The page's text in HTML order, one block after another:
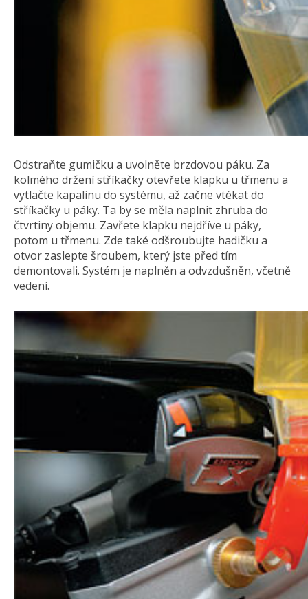
Odstraňte gumičku a uvolněte brzdovou páku. Za
kolmého držení stříkačky otevřete klapku u třmenu a
vytlačte kapalinu do systému, až začne vtékat do
stříkačky u páky. Ta by se měla naplnit zhruba do
čtvrtiny objemu. Zavřete klapku nejdříve u páky,
potom u třmenu. Zde také odšroubujte hadičku a
otvor zaslepte šroubem, který jste před tím
demontovali. Systém je naplněn a odvzdušněn, včetně
vedení.